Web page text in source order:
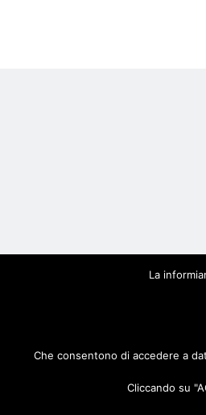
La
Che consentono di accedere a
Cliccando su